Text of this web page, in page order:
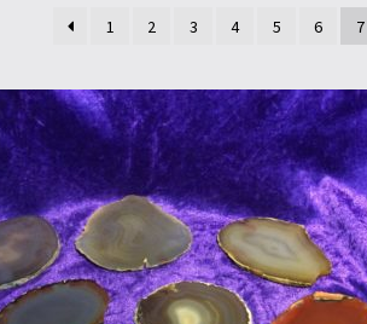
1 2 3 4 5 6 7